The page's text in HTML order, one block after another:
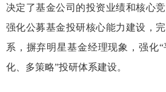
决定了基金公司的投资业绩和核心
强化公募基金投研核心能力建设，
系，摒弃明星基金经理现象，强化
化、多策略”投研体系建设。